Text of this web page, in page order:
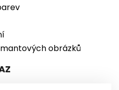
obrázků